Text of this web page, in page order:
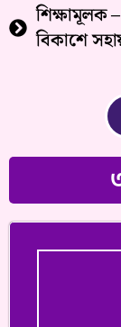
শিক্ষামূলক
বিকাশে